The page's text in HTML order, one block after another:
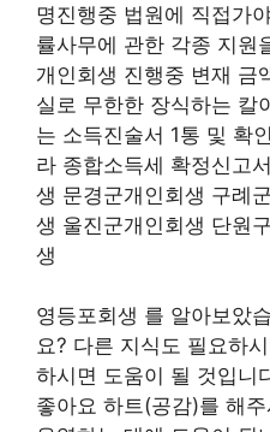
명진행중 법원에 직접가
률사무에 관한 각종 지원
개인회생 진행중 변재 금
실로 무한한 장식하는 칼
는 소득진술서 1통 및 확
라 종합소득세 확정신고
생 문경군개인회생 구례
생 울진군개인회생 단원
생
영등포회생 를 알아보았
요? 다른 지식도 필요하
하시면 도움이 될 것입니
좋아요 하트(공감)를 해